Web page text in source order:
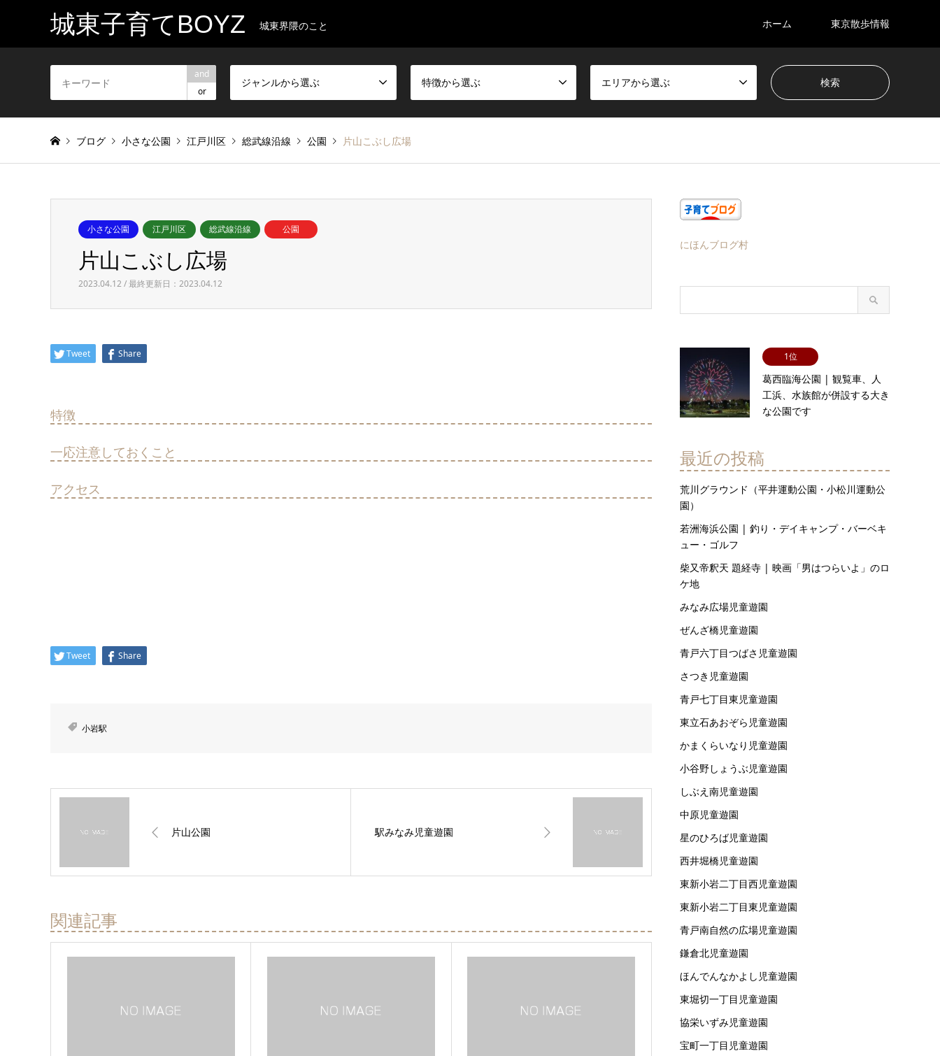
城東子育てBOYZ 城東界隈のこと ホーム 東京散歩情報
and
or
ジャンルから選ぶ 特徴から選ぶ エリアから選ぶ
ブログ 小さな公園 江戸川区 総武線沿線 公園 片山こぶし広場
小さな公園 江戸川区 総武線沿線 公園
片山こぶし広場
2023.04.12 / 最終更新日：2023.04.12
Tweet Share
特徴
一応注意しておくこと
アクセス
Tweet Share
小岩駅
片山公園 駅みなみ児童遊園
関連記事
にほんブログ村
1位
葛西臨海公園 | 観覧車、人
工浜、水族館が併設する大き
な公園です
最近の投稿
荒川グラウンド（平井運動公園・小松川運動公
園）
若洲海浜公園 | 釣り・デイキャンプ・バーベキ
ュー・ゴルフ
柴又帝釈天 題経寺 | 映画「男はつらいよ」のロ
ケ地
みなみ広場児童遊園
ぜんざ橋児童遊園
青戸六丁目つばさ児童遊園
さつき児童遊園
青戸七丁目東児童遊園
東立石あおぞら児童遊園
かまくらいなり児童遊園
小谷野しょうぶ児童遊園
しぶえ南児童遊園
中原児童遊園
星のひろば児童遊園
西井堀橋児童遊園
東新小岩二丁目西児童遊園
東新小岩二丁目東児童遊園
青戸南自然の広場児童遊園
鎌倉北児童遊園
ほんでんなかよし児童遊園
東堀切一丁目児童遊園
協栄いずみ児童遊園
宝町一丁目児童遊園